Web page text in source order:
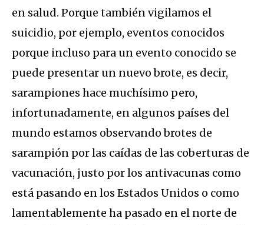
en salud. Porque también vigilamos el
suicidio, por ejemplo, eventos conocidos
porque incluso para un evento conocido se
puede presentar un nuevo brote, es decir,
sarampiones hace muchísimo pero,
infortunadamente, en algunos países del
mundo estamos observando brotes de
sarampión por las caídas de las coberturas de
vacunación, justo por los antivacunas como
está pasando en los Estados Unidos o como
lamentablemente ha pasado en el norte de